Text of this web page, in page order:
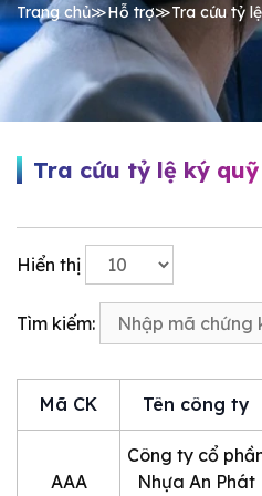
Trang chủ≫Hỗ trợ≫Tra cứu tỷ
Tra cứu tỷ lệ ký quỹ
Hiển thị
Tìm kiếm:
Mã CK Tên công ty
AAA
Công ty cổ
Nhựa An Phát